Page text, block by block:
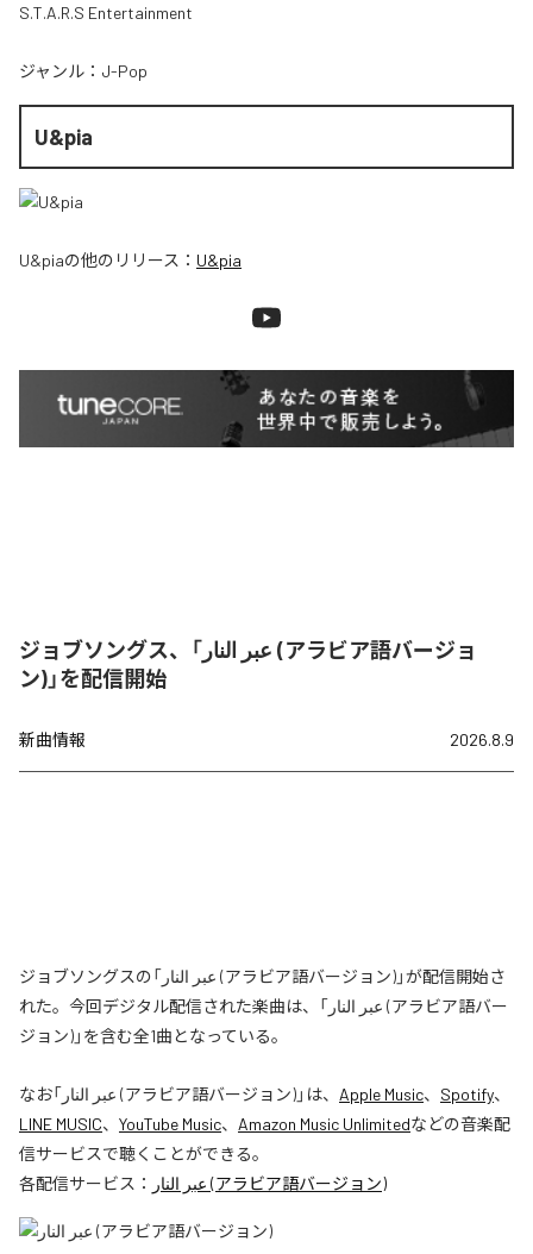
S.T.A.R.S Entertainment
ジャンル： J-Pop
U&pia
U&piaの他のリリース： U&pia
ジョブソングス、「عبر النار (アラビア語バージョ
ン)」を配信開始
新曲情報 2026.8.9
ジョブソングスの「عبر النار (アラビア語バージョン)」が配信開始さ
れた。今回デジタル配信された楽曲は、「عبر النار (アラビア語バー
ジョン)」を含む全1曲となっている。
なお「 عبر النار (アラビア語バージョン)」は、 Apple Music、 Spotify、
LINE MUSIC、 YouTube Music、 Amazon Music Unlimitedなどの音楽配
信サービスで聴くことができる。
各配信サービス：
عبر النار (アラビア語バージョン)